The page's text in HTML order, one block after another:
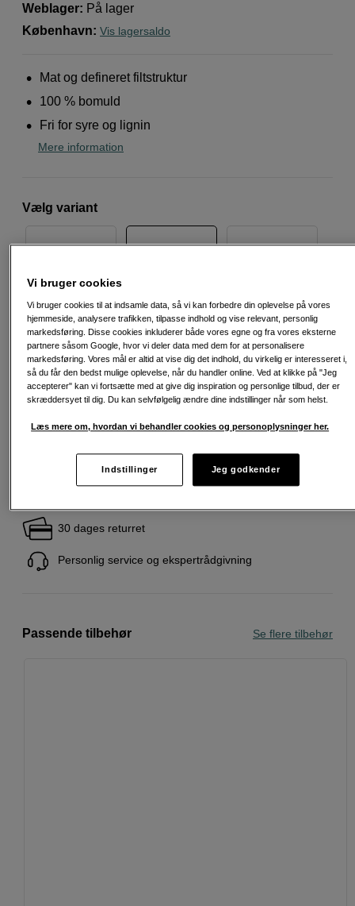
Weblager: På lager
København: Vis lagersaldo
Mat og defineret filtstruktur
100 % bomuld
Fri for syre og lignin
Mere information
Vælg variant
449 DKK
Antal
Læg i indkøbskurv
30 dages returret
Personlig service og ekspertrådgivning
Passende tilbehør Se flere tilbehør
Vi bruger cookies
Vi bruger cookies til at indsamle data, så vi kan forbedre din oplevelse på vores
hjemmeside, analysere trafikken, tilpasse indhold og vise relevant, personlig
markedsføring. Disse cookies inkluderer både vores egne og fra vores eksterne
partnere såsom Google, hvor vi deler data med dem for at personalisere
markedsføring. Vores mål er altid at vise dig det indhold, du virkelig er interesseret i,
så du får den bedst mulige oplevelse, når du handler online. Ved at klikke på "Jeg
accepterer" kan vi fortsætte med at give dig inspiration og personlige tilbud, der er
skræddersyet til dig. Du kan selvfølgelig ændre dine indstillinger når som helst.
Læs mere om, hvordan vi behandler cookies og personoplysninger her.
Indstillinger Jeg godkender